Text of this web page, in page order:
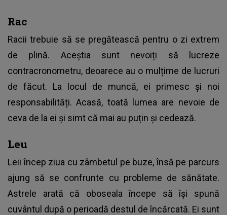
Rac
Racii trebuie să se pregătească pentru o zi extrem
de plină. Aceștia sunt nevoiți să lucreze
contracronometru, deoarece au o mulțime de lucruri
de făcut. La locul de muncă, ei primesc și noi
responsabilități. Acasă, toată lumea are nevoie de
ceva de la ei și simt că mai au puțin și cedează.
Leu
Leii încep ziua cu zâmbetul pe buze, însă pe parcurs
ajung să se confrunte cu probleme de sănătate.
Astrele arată că oboseala începe să își spună
cuvântul după o perioadă destul de încărcată. Ei sunt